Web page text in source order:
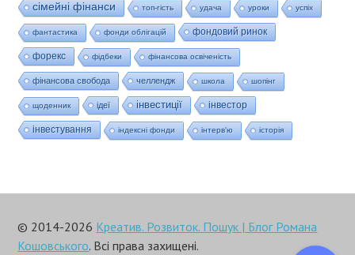
сімейні фінанси топ-гість удача уроки успіх
фантастика фонди облігацій фондовий ринок
форекс фідбеки фінансова освіченість
фінансова свобода челлендж школа шопінг
щоденник ідеї інвестиції інвестор
інвестування індексні фонди інтерв'ю історія
© 2014-2026 Креатив. Розвиток. Пошук | Блог Романа
Кошовського. Всі права захищені.